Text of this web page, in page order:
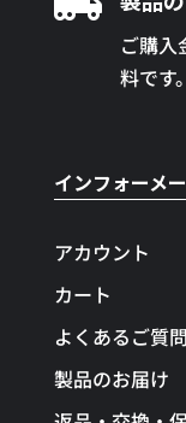
ご購
料です。
インフォーメ
アカウント
カート
よくあるご質問
製品のお届け